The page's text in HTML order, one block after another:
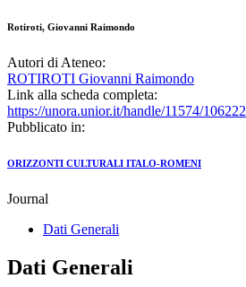
Rotiroti, Giovanni Raimondo
Autori di Ateneo:
ROTIROTI Giovanni Raimondo
Link alla scheda completa:
https://unora.unior.it/handle/11574/106222
Pubblicato in:
ORIZZONTI CULTURALI ITALO-ROMENI
Journal
Dati Generali
Dati Generali